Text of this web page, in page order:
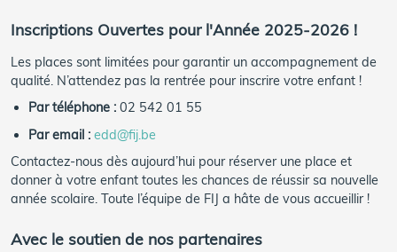
Inscriptions Ouvertes pour l'Année 2025-2026 !
Les places sont limitées pour garantir un accompagnement de
qualité. N’attendez pas la rentrée pour inscrire votre enfant !
Par téléphone : 02 542 01 55
Par email : edd@fij.be
Contactez-nous dès aujourd’hui pour réserver une place et
donner à votre enfant toutes les chances de réussir sa nouvelle
année scolaire. Toute l’équipe de FIJ a hâte de vous accueillir !
Avec le soutien de nos partenaires